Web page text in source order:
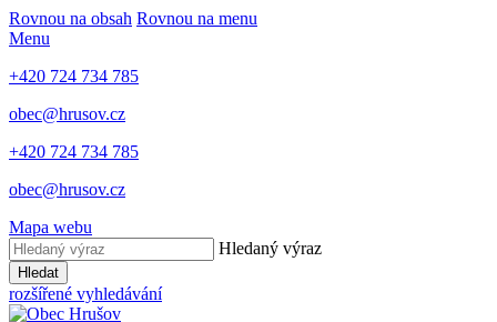
Rovnou na obsah Rovnou na menu
Menu
+420 724 734 785
obec@hrusov.cz
+420 724 734 785
obec@hrusov.cz
Mapa webu
Hledaný výraz
Hledat
rozšířené vyhledávání